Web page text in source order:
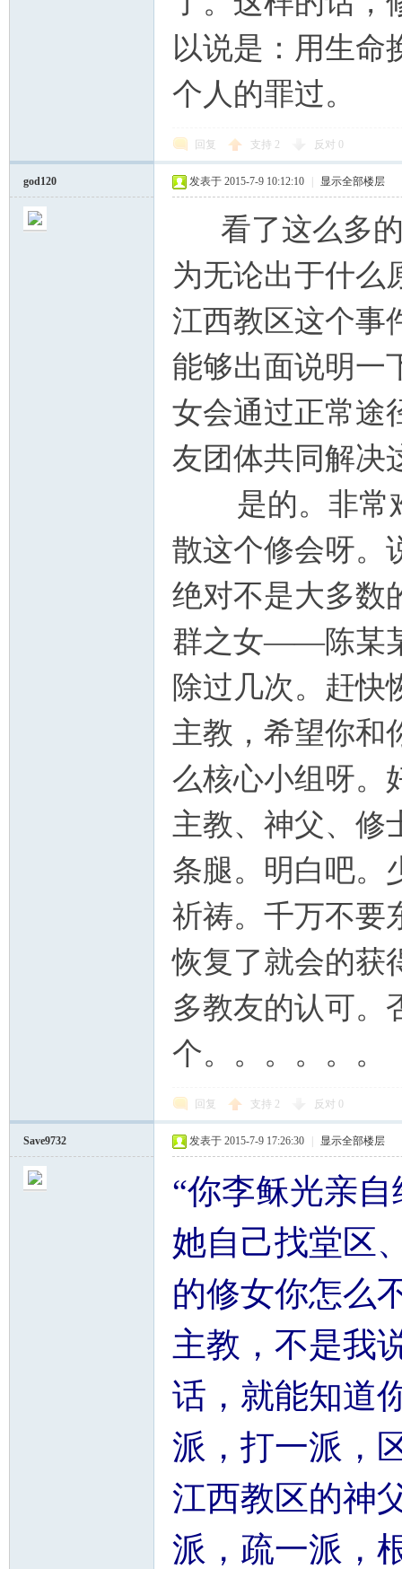
以说是：用生命
个人的罪过。
回复 支持 2 反对 0
god120 发表于 2015-7-9 10:12:10 显示全部楼层
看了这么多的
为无论出于什么
江西教区这个事
能够出面说明一
女会通过正常途
友团体共同解决
是的。非常难
散这个修会呀。
绝对不是大多
群之女——陈某
除过几次。赶快
主教，希望你和
么核心小组呀。
主教、神父、修
条腿。明白吧。
祈祷。千万不要
恢复了就会的获
多教友的认可。
个。。。。。。
回复 支持 2 反对 0
Save9732 发表于 2015-7-9 17:26:30 显示全部楼层
“你李稣光亲
她自己找堂区
的修女你怎么
主教，不是我
话，就能知道
派，打一派，
江西教区的神
派，疏一派，